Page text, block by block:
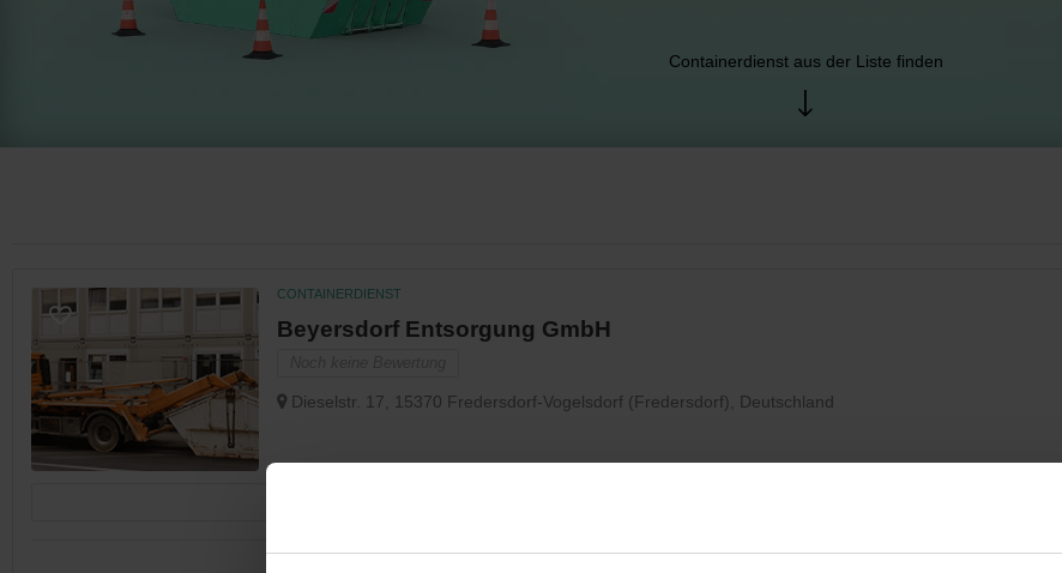
Containerdienst aus der Liste finden
CONTAINERDIENST
Beyersdorf Entsorgung GmbH
Dieselstr. 17, 15370 Fredersdorf-Vogelsdorf (Fredersdorf), Deutschland